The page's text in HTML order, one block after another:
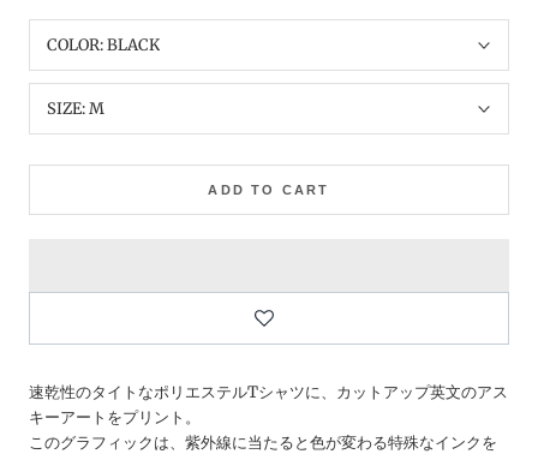
COLOR:BLACK
SIZE:M
ADD TO CART
速乾性のタイトなポリエステルTシャツに、カットアップ英文のアス
キーアートをプリント。
このグラフィックは、紫外線に当たると色が変わる特殊なインクを